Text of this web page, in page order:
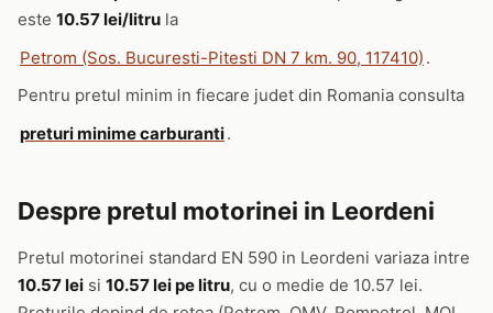
este 10.57 lei/litru la
Petrom (Sos. Bucuresti-Pitesti DN 7 km. 90, 117410) .
Pentru pretul minim in fiecare judet din Romania consulta
preturi minime carburanti.
Despre pretul motorinei in Leordeni
Pretul motorinei standard EN 590 in Leordeni variaza intre
10.57 lei si 10.57 lei pe litru, cu o medie de 10.57 lei.